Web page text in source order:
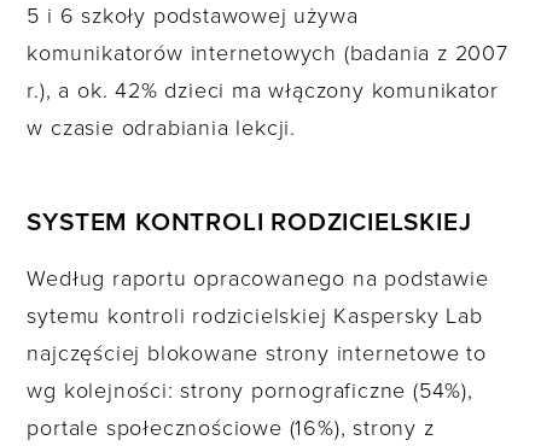
5 i 6 szkoły podstawowej używa
komunikatorów internetowych (badania z 2007
r.), a ok. 42% dzieci ma włączony komunikator
w czasie odrabiania lekcji.
SYSTEM KONTROLI RODZICIELSKIEJ
Według raportu opracowanego na podstawie
sytemu kontroli rodzicielskiej Kaspersky Lab
najczęściej blokowane strony internetowe to
wg kolejności: strony pornograficzne (54%),
portale społecznościowe (16%), strony z